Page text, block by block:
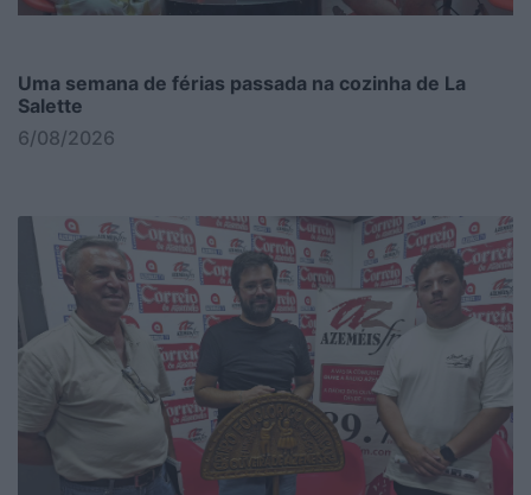
Uma semana de férias passada na cozinha de La
Salette
6/08/2026